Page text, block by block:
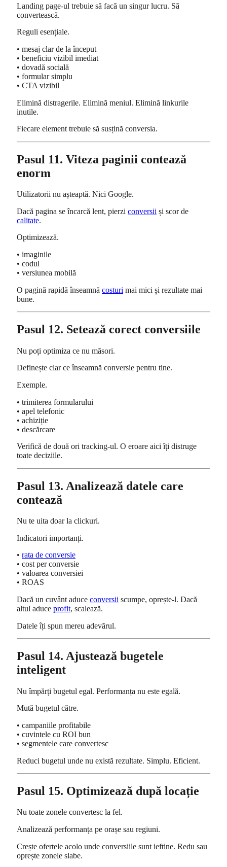
Landing page-ul trebuie să facă un singur lucru. Să
convertească.
Reguli esențiale.
• mesaj clar de la început
• beneficiu vizibil imediat
• dovadă socială
• formular simplu
• CTA vizibil
Elimină distragerile. Elimină meniul. Elimină linkurile
inutile.
Fiecare element trebuie să susțină conversia.
Pasul 11. Viteza paginii contează
enorm
Utilizatorii nu așteaptă. Nici Google.
Dacă pagina se încarcă lent, pierzi conversii și scor de
calitate.
Optimizează.
• imaginile
• codul
• versiunea mobilă
O pagină rapidă înseamnă costuri mai mici și rezultate mai
bune.
Pasul 12. Setează corect conversiile
Nu poți optimiza ce nu măsori.
Definește clar ce înseamnă conversie pentru tine.
Exemple.
• trimiterea formularului
• apel telefonic
• achiziție
• descărcare
Verifică de două ori tracking-ul. O eroare aici îți distruge
toate deciziile.
Pasul 13. Analizează datele care
contează
Nu te uita doar la clickuri.
Indicatori importanți.
• rata de conversie
• cost per conversie
• valoarea conversiei
• ROAS
Dacă un cuvânt aduce conversii scumpe, oprește-l. Dacă
altul aduce profit, scalează.
Datele îți spun mereu adevărul.
Pasul 14. Ajustează bugetele
inteligent
Nu împărți bugetul egal. Performanța nu este egală.
Mută bugetul către.
• campaniile profitabile
• cuvintele cu ROI bun
• segmentele care convertesc
Reduci bugetul unde nu există rezultate. Simplu. Eficient.
Pasul 15. Optimizează după locație
Nu toate zonele convertesc la fel.
Analizează performanța pe orașe sau regiuni.
Crește ofertele acolo unde conversiile sunt ieftine. Redu sau
oprește zonele slabe.